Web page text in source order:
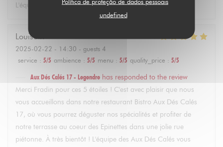
undefined
L'équipe des Aux Dés Calés vous souhaite une jolie journée
Louise F
2025-02-22 - 14:30 - guests 4
service : 5/5 ambience : 5/5 menu : 5/5 quality_price : 5/5
Aux Dés Calés 17 - Legendre has responded to the review
Merci Fradin pour ces 5 étoiles ! C'est avec plaisir que nous
vous accueillons dans notre restaurant Bistro Aux Dés Calés
17, où vous pourrez déguster nos spécialités et profiter de
notre terrasse au coeur des Epinettes dans une jolie rue
piétonne. À très bientôt ! L'équipe des Aux Dés Calés vous